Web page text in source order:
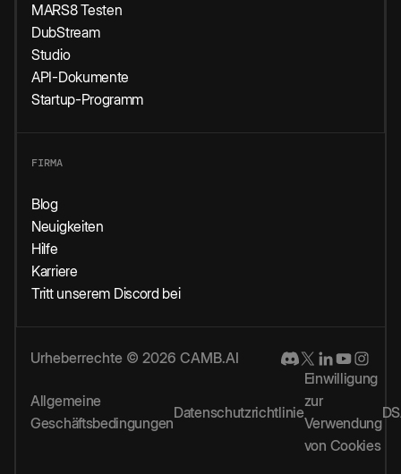
MARS8 Testen
DubStream
Studio
API-Dokumente
Startup-Programm
FIRMA
Blog
Neuigkeiten
Hilfe
Karriere
Tritt unserem Discord bei
Urheberrechte © 2026 CAMB.AI
Allgemeine
Geschäftsbedingungen
Datenschutzrichtlinie
Einwilligung
zur
Verwendung
von Cookies